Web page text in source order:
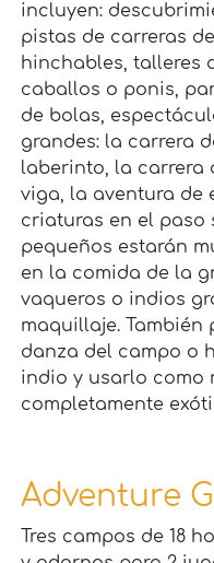
incluyen:
pistas de carreras
hinchables, talleres
caballos o ponis,
de bolas,
grandes: la carrera
laberinto, la carrera
viga, la aventura de
criaturas en el paso
pequeños estarán
en la comida de la
vaqueros o indios
maquillaje.
danza del campo o
indio y usarlo como
completamente
Adventure
Tres campos de 18